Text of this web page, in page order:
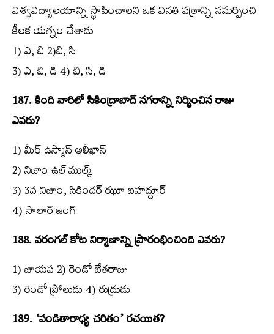
విశ్వవిద్యాలయాన్ని స్థాపించాలని ఒక వినతి పత్రాన్ని సమర్పించి
కీలక యత్నం చేశాడు
1) ఎ, బి 2)బి, సి
3) ఎ, బి, డి 4) బి, సి, డి
187. కింది వారిలో సికింద్రాబాద్‌ నగరాన్ని నిర్మించిన రాజు
ఎవరు?
1) మీర్‌ ఉస్మాన్‌ అలీఖాన్‌
2) నిజాం ఉల్‌ ముల్క్‌
3) 3వ నిజాం, సికిందర్‌ ఝూ బహద్దూర్‌
4) సాలార్‌ జంగ్‌
188. వరంగల్‌ కోట నిర్మాణాన్ని ప్రారంభించింది ఎవరు?
1) జాయప 2) రెండో బేతరాజు
3) రెండో ప్రోలుడు 4) రుద్రుడు
189. ‘పండితారాధ్య చరితం’ రచయిత?